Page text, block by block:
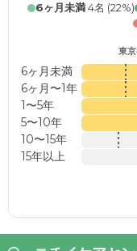
6ヶ月未満4名 (22%)
東
6ヶ月未満
6ヶ月〜1年
1〜5年
5〜10年
10〜15年
15年以上